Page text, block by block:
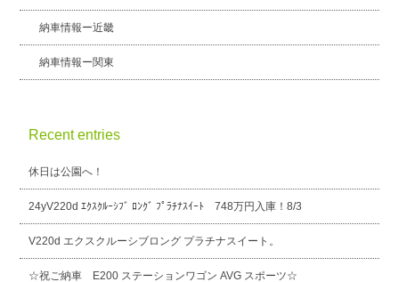
納車情報ー近畿
納車情報ー関東
Recent entries
休日は公園へ！
24yV220d ｴｸｽｸﾙｰｼﾌﾞ ﾛﾝｸﾞ ﾌﾟﾗﾁﾅｽｲｰﾄ 748万円入庫！8/3
V220d エクスクルーシブロング プラチナスイート。
☆祝ご納車 E200 ステーションワゴン AVG スポーツ☆